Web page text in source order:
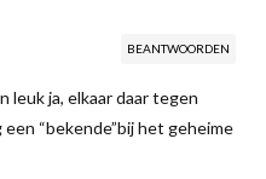
BEANTWOORDEN
leuk ja, elkaar daar tegen
“bekende”bij het geheime